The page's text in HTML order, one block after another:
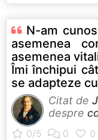
N-am
asemenea
asemenea
Îmi închipui
se adapteze
Citat de
despre